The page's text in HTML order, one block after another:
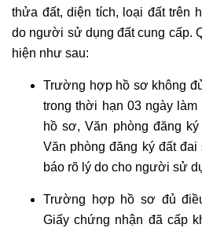
thửa đất, diện tích, loại đất trên
do người sử dụng đất cung cấp.
hiện như sau:
Trường hợp hồ sơ không
trong thời hạn 03 ngày
hồ sơ, Văn phòng đăng
Văn phòng đăng ký đất
báo rõ lý do cho người sử
Trường hợp hồ sơ đủ
Giấy chứng nhận đã cấp